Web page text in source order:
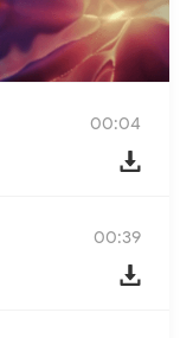
00:04
00:39